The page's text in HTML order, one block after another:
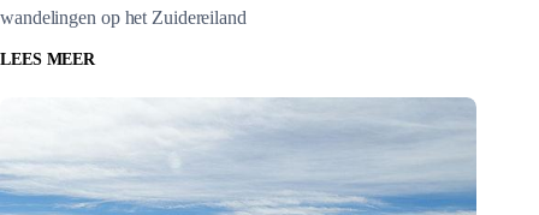
wandelingen op het Zuidereiland
LEES MEER